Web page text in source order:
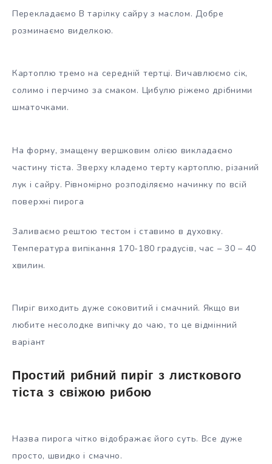
Перекладаємо В тарілку сайру з маслом. Добре
розминаємо виделкою.
Картоплю тремо на середній тертці. Вичавлюємо сік,
солимо і перчимо за смаком. Цибулю ріжемо дрібними
шматочками.
На форму, змащену вершковим олією викладаємо
частину тіста. Зверху кладемо терту картоплю, різаний
лук і сайру. Рівномірно розподіляємо начинку по всій
поверхні пирога
Заливаємо рештою тестом і ставимо в духовку.
Температура випікання 170-180 градусів, час – 30 – 40
хвилин.
Пиріг виходить дуже соковитий і смачний. Якщо ви
любите несолодке випічку до чаю, то це відмінний
варіант
Простий рибний пиріг з листкового
тіста з свіжою рибою
Назва пирога чітко відображає його суть. Все дуже
просто, швидко і смачно.